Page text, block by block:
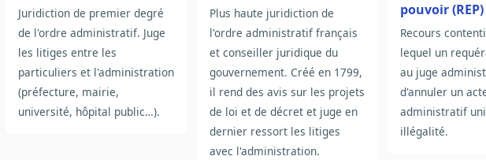
Juridiction de premier degré
de l'ordre administratif. Juge
les litiges entre les
particuliers et l'administration
(préfecture, mairie,
université, hôpital public…).
Plus haute juridiction de
l'ordre administratif français
et conseiller juridique du
gouvernement. Créé en 1799,
il rend des avis sur les projets
de loi et de décret et juge en
dernier ressort les litiges
avec l'administration.
pouvoir (REP)
Recours
lequel un
au juge
d'annuler un
administratif
illégalité.